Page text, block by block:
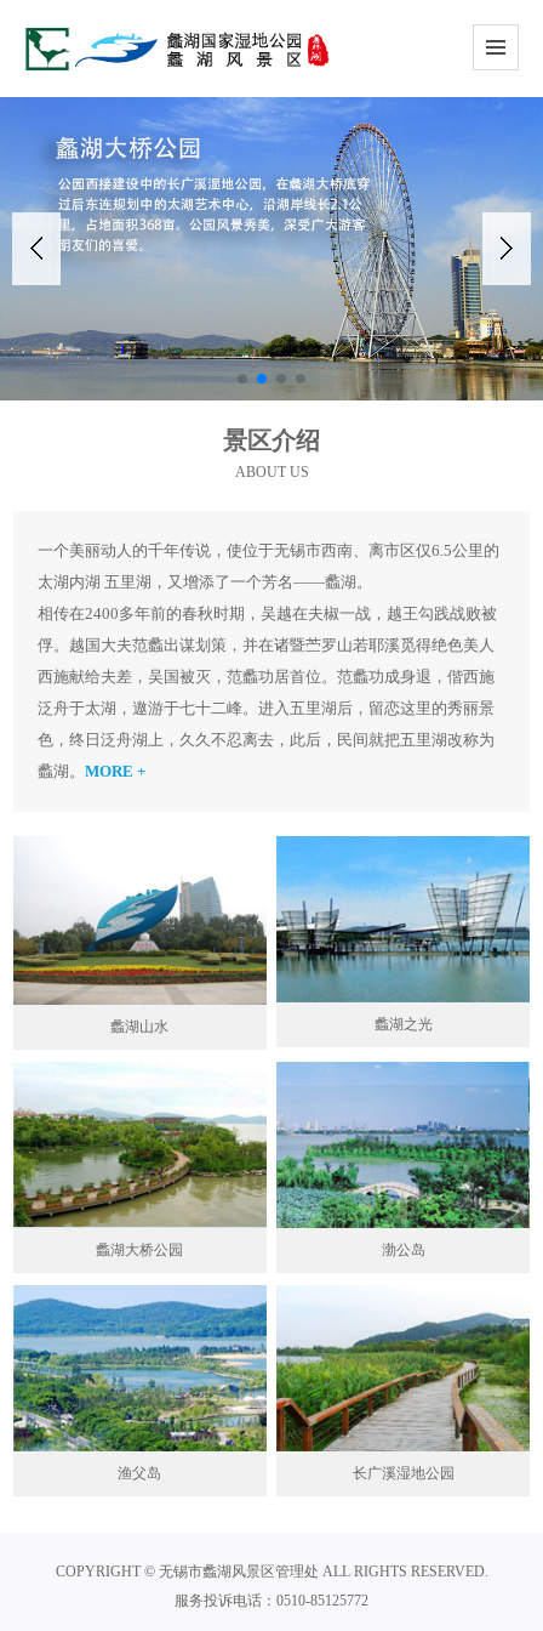
景区介绍
ABOUT US
一个美丽动人的千年传说，使位于无锡市西南、离市区仅6.5公里的
太湖内湖 五里湖，又增添了一个芳名——蠡湖。
相传在2400多年前的春秋时期，吴越在夫椒一战，越王勾践战败被
俘。越国大夫范蠡出谋划策，并在诸暨苎罗山若耶溪觅得绝色美人
西施献给夫差，吴国被灭，范蠡功居首位。范蠡功成身退，偕西施
泛舟于太湖，遨游于七十二峰。进入五里湖后，留恋这里的秀丽景
色，终日泛舟湖上，久久不忍离去，此后，民间就把五里湖改称为
蠡湖。MORE +
蠡湖山水 蠡湖之光
蠡湖大桥公园 渤公岛
渔父岛 长广溪湿地公园
COPYRIGHT © 无锡市蠡湖风景区管理处 ALL RIGHTS RESERVED.
服务投诉电话：0510-85125772